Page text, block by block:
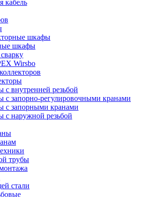
кабель
шкафы
шкафы
Wirsbo
с внутренней резьбой
с запорно-регулировочными кранами
с запорными кранами
с наружной резьбой
трубы
стали